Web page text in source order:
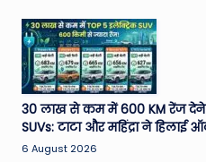
&
M
o
vi
e
30 लाख से कम में 600 KM रेंज देने
SUVs: टाटा और महिंद्रा ने हिलाई
6 August 2026